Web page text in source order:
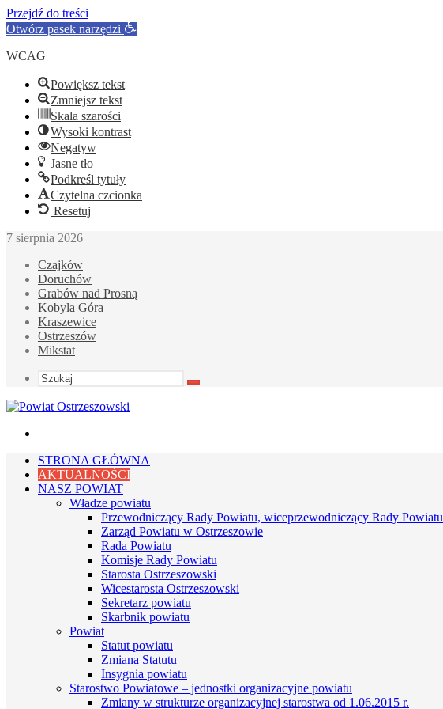
Przejdź do treści
Otwórz pasek narzędzi
WCAG
Powiększ tekst
Zmniejsz tekst
Skala szarości
Wysoki kontrast
Negatyw
Jasne tło
Podkreśl tytuły
Czytelna czcionka
Resetuj
7 sierpnia 2026
Czajków
Doruchów
Grabów nad Prosną
Kobyla Góra
Kraszewice
Ostrzeszów
Mikstat
Szukaj
STRONA GŁÓWNA
AKTUALNOŚCI
NASZ POWIAT
Władze powiatu
Przewodniczący Rady Powiatu, wiceprzewodniczący Rady Powiatu
Zarząd Powiatu w Ostrzeszowie
Rada Powiatu
Komisje Rady Powiatu
Starosta Ostrzeszowski
Wicestarosta Ostrzeszowski
Sekretarz powiatu
Skarbnik powiatu
Powiat
Statut powiatu
Zmiana Statutu
Insygnia powiatu
Starostwo Powiatowe – jednostki organizacyjne powiatu
Zmiany w strukturze organizacyjnej starostwa od 1.06.2015 r.